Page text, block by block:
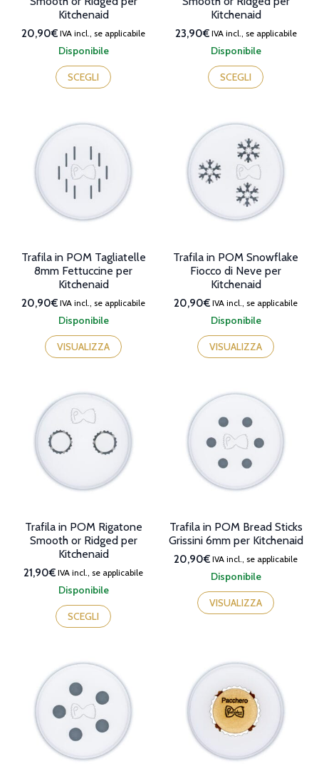
Disponibile
Kitchenaid
20,90€ IVA incl., se applicabile
SCEGLI
Questo
prodotto
ha
Le
opzioni
possono
essere
scelte
nella
pagina
Disponibile
Kitchenaid
23,90€IVA incl., se applicabile
SCEGLI
Questo
prodotto
ha
Le
opzioni
possono
essere
scelte
pagina
Disponibile
Trafila in POM Tagliatelle
8mm Fettuccine per
Kitchenaid
20,90€ IVA incl., se applicabile
VISUALIZZA
Disponibile
Trafila in POM Snowflake
Fiocco di Neve per
Kitchenaid
20,90€ IVA incl., se applicabile
VISUALIZZA
Disponibile
Trafila in POM Rigatone
Smooth or Ridged per
Kitchenaid
21,90€ IVA incl., se applicabile
SCEGLI
prodotto
ha
Le
opzioni
possono
essere
nella
pagina
Disponibile
Trafila in POM Bread Sticks
Grissini 6mm per Kitchenaid
20,90€ IVA incl., se applicabile
VISUALIZZA